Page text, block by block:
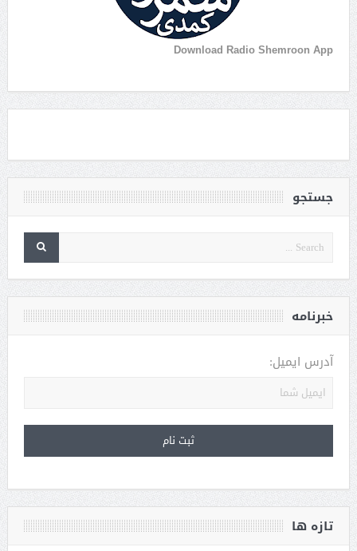
Download Radio Shemroon App
جستجو
خبرنامه
آدرس ایمیل:
تازه ها